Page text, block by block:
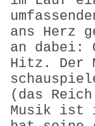
ans Herz
an dabei:
Hitz. Der
(das
Musik ist